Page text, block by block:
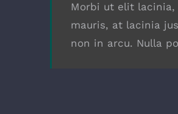
Morbi ut elit lacinia,
mauris, at lacinia
non in arcu. Nulla